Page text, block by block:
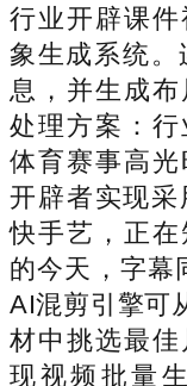
行业开辟课
象生成系统
息，并生成
处理方案：行
体育赛事高
开辟者实现
快手艺，正
的今天，字幕
AI混剪引擎可
材中挑选最
现视频批量